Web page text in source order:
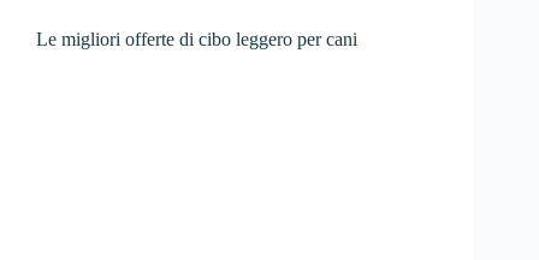
Le migliori offerte di cibo leggero per cani